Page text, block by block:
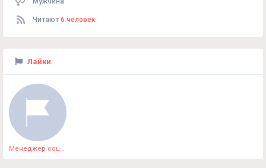
Читают 6 человек
Лайки
Менеджер социального проекта.